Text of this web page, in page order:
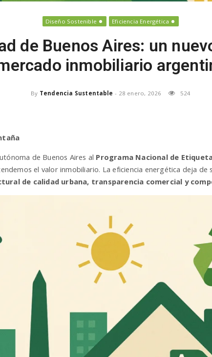
Diseño Sostenible Eficiencia Energética
de Buenos Aires: un
inmobiliario
By Tendencia Sustentable - 28 enero, 2026 524
de Buenos Aires al Programa Nacional de
el valor inmobiliario. La eficiencia energética deja
de calidad urbana, transparencia comercial y